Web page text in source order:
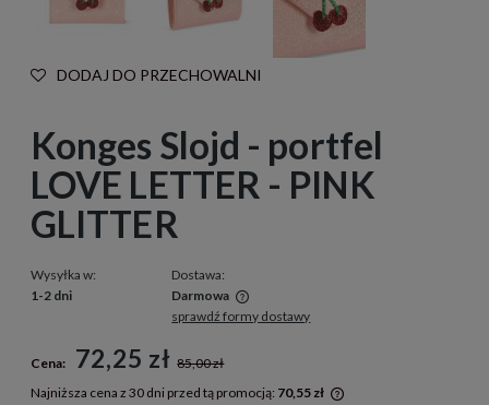
DODAJ DO PRZECHOWALNI
Konges Slojd - portfel
LOVE LETTER - PINK
GLITTER
Wysyłka w:
1-2 dni
Dostawa:
Darmowa
Cena nie zawiera ewentualnych kosztów płatności
sprawdź formy dostawy
Cena: 72,25 zł 85,00 zł
Najniższa cena z 30 dni przed tą promocją: 70,55 zł